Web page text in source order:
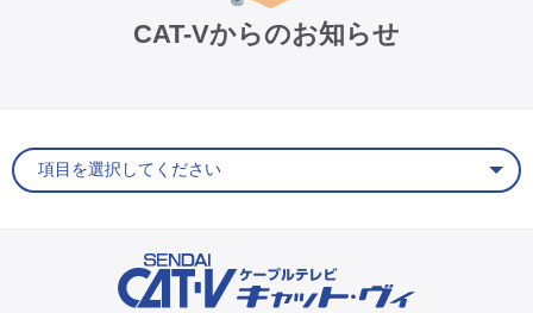
CAT-Vからのお知らせ
CM・広告掲載